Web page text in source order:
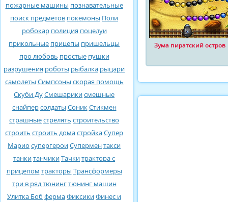
пожарные машины познавательные
поиск предметов покемоны Поли
робокар полиция поцелуи
прикольные прицепы пришельцы
про любовь простые пушки
разрушения роботы рыбалка рыцари
самолеты Симпсоны скорая помощь
Скуби ДуСмешарикисмешные
снайперсолдаты СоникСтикмен
страшныестрелять строительство
строить строить домастройкаСупер
Марио супергероиСуперментакси
танкитанчикиТачкитрактора с
прицепом тракторы Трансформеры
три в рядтюнингтюнинг машин
Улитка Боб фермаФиксикиФинес и
Зума пиратский остров